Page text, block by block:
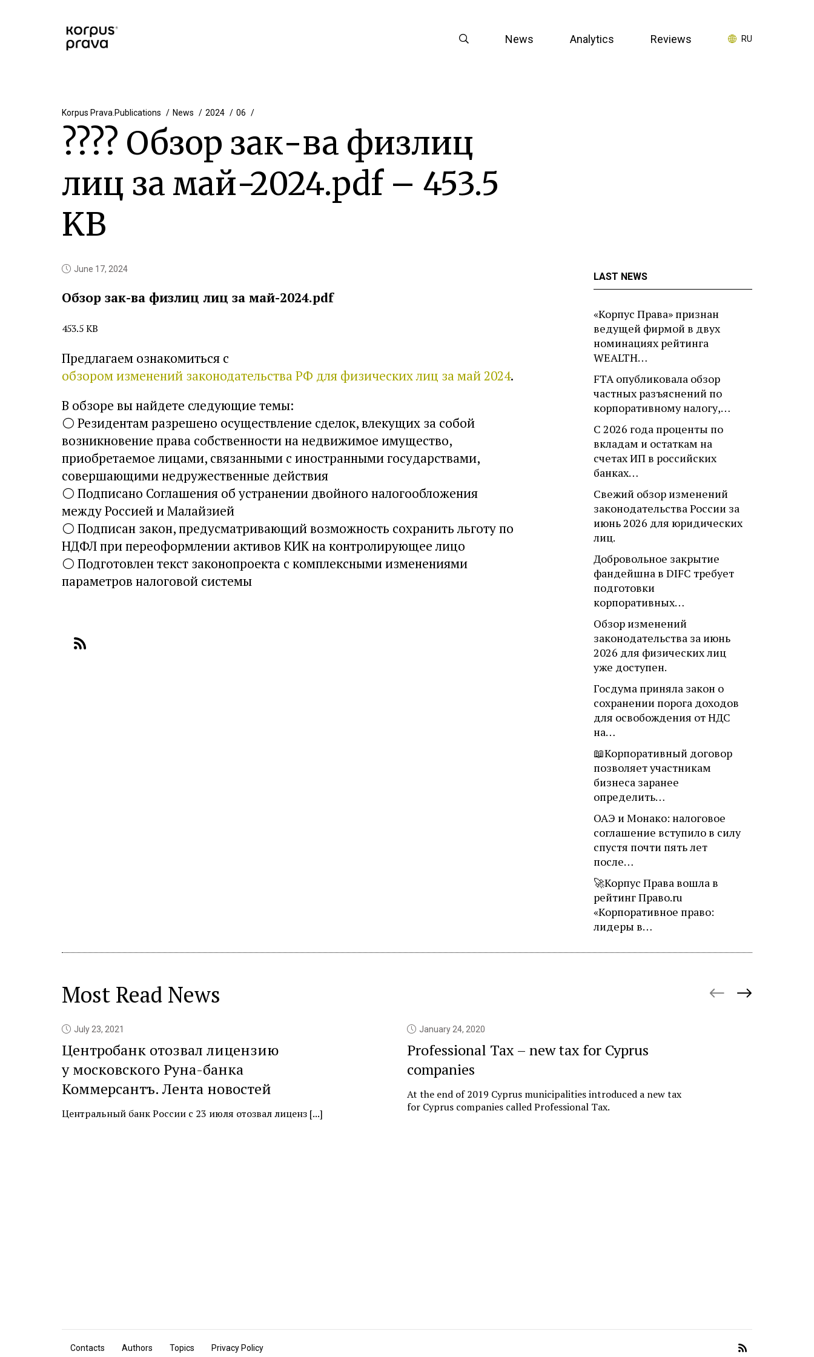
News Analytics Reviews RU
Korpus Prava.Publications News 2024 06
???? Обзор зак-ва физлиц
лиц за май-2024.pdf – 453.5
KB
June 17, 2024
Обзор зак-ва физлиц лиц за май-2024.pdf
453.5 KB
Предлагаем ознакомиться с
обзором изменений законодательства РФ для физических лиц за май 2024.
В обзоре вы найдете следующие темы:
⚪ Резидентам разрешено осуществление сделок, влекущих за собой
возникновение права собственности на недвижимое имущество,
приобретаемое лицами, связанными с иностранными государствами,
совершающими недружественные действия
⚪ Подписано Соглашения об устранении двойного налогообложения
между Россией и Малайзией
⚪ Подписан закон, предусматривающий возможность сохранить льготу по
НДФЛ при переоформлении активов КИК на контролирующее лицо
⚪ Подготовлен текст законопроекта с комплексными изменениями
параметров налоговой системы
LAST NEWS
«Корпус Права» признан
ведущей фирмой в двух
номинациях рейтинга
WEALTH…
FTA опубликовала обзор
частных разъяснений по
корпоративному налогу,…
С 2026 года проценты по
вкладам и остаткам на
счетах ИП в российских
банках…
Свежий обзор изменений
законодательства России за
июнь 2026 для юридических
лиц.
Добровольное закрытие
фандейшна в DIFC требует
подготовки
корпоративных…
Обзор изменений
законодательства за июнь
2026 для физических лиц
уже доступен.
Госдума приняла закон о
сохранении порога доходов
для освобождения от НДС
на…
📖Корпоративный договор
позволяет участникам
бизнеса заранее
определить…
ОАЭ и Монако: налоговое
соглашение вступило в силу
спустя почти пять лет
после…
🚀Корпус Права вошла в
рейтинг Право.ru
«Корпоративное право:
лидеры в…
Most Read News
July 23, 2021
Центробанк отозвал лицензию
у московского Руна-банка
Коммерсантъ. Лента новостей
Центральный банк России с 23 июля отозвал лиценз [...]
January 24, 2020
Professional Tax – new tax for Cyprus
companies
At the end of 2019 Cyprus municipalities introduced a new tax
for Cyprus companies called Professional Tax.
Contacts Authors Topics Privacy Policy